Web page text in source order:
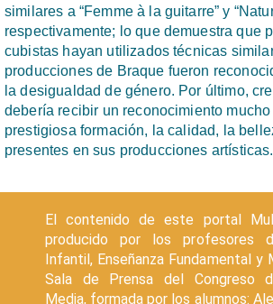
similares a “Femme à la guitarre” y
respectivamente; lo que demuestra que
cubistas hayan utilizados técnicas
producciones de Braque fueron
la desigualdad de género. Por último,
debería recibir un reconocimiento
prestigiosa formación, la calidad, la
presentes en sus producciones artísticas.
El contenido de este portal
producido por los profesores
Infantil, Enseñanza Fundamental y
Sala de Prensa del Congreso
Media, formada por los alumnos: